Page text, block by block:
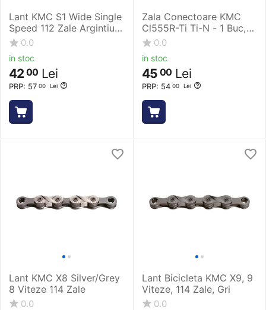
Lant KMC S1 Wide Single
Speed 112 Zale Argintiu
mat0.0
in stoc
PRP: 57 00 Lei
4200 Lei
Zala Conectoare KMC
Cl555R-Ti Ti-N - 1 Buc,
11 Viteze, Auriu
0.0
in stoc
PRP: 54 00 Lei
45 00 Lei
Lant KMC X8 Silver/Grey
8 Viteze 114 Zale
0.0
Lant Bicicleta KMC X9, 9
Viteze, 114 Zale, Gri
0.0